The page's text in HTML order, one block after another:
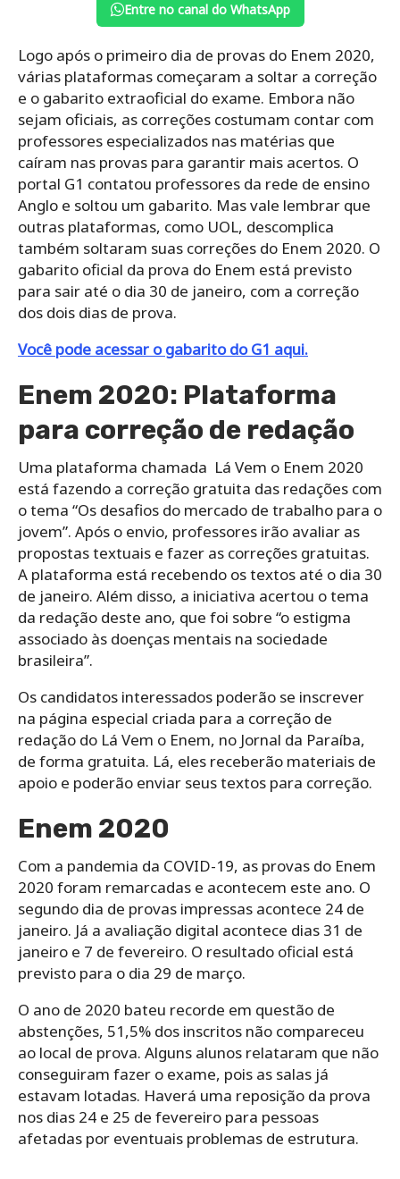
Entre no canal do WhatsApp
Logo após o primeiro dia de provas do Enem 2020,
várias plataformas começaram a soltar a correção
e o gabarito extraoficial do exame. Embora não
sejam oficiais, as correções costumam contar com
professores especializados nas matérias que
caíram nas provas para garantir mais acertos. O
portal G1 contatou professores da rede de ensino
Anglo e soltou um gabarito. Mas vale lembrar que
outras plataformas, como UOL, descomplica
também soltaram suas correções do Enem 2020. O
gabarito oficial da prova do Enem está previsto
para sair até o dia 30 de janeiro, com a correção
dos dois dias de prova.
Você pode acessar o gabarito do G1 aqui.
Enem 2020: Plataforma
para correção de redação
Uma plataforma chamada Lá Vem o Enem 2020
está fazendo a correção gratuita das redações com
o tema “Os desafios do mercado de trabalho para o
jovem”. Após o envio, professores irão avaliar as
propostas textuais e fazer as correções gratuitas.
A plataforma está recebendo os textos até o dia 30
de janeiro. Além disso, a iniciativa acertou o tema
da redação deste ano, que foi sobre “o estigma
associado às doenças mentais na sociedade
brasileira”.
Os candidatos interessados poderão se inscrever
na página especial criada para a correção de
redação do Lá Vem o Enem, no Jornal da Paraíba,
de forma gratuita. Lá, eles receberão materiais de
apoio e poderão enviar seus textos para correção.
Enem 2020
Com a pandemia da COVID-19, as provas do Enem
2020 foram remarcadas e acontecem este ano. O
segundo dia de provas impressas acontece 24 de
janeiro. Já a avaliação digital acontece dias 31 de
janeiro e 7 de fevereiro. O resultado oficial está
previsto para o dia 29 de março.
O ano de 2020 bateu recorde em questão de
abstenções, 51,5% dos inscritos não compareceu
ao local de prova. Alguns alunos relataram que não
conseguiram fazer o exame, pois as salas já
estavam lotadas. Haverá uma reposição da prova
nos dias 24 e 25 de fevereiro para pessoas
afetadas por eventuais problemas de estrutura.